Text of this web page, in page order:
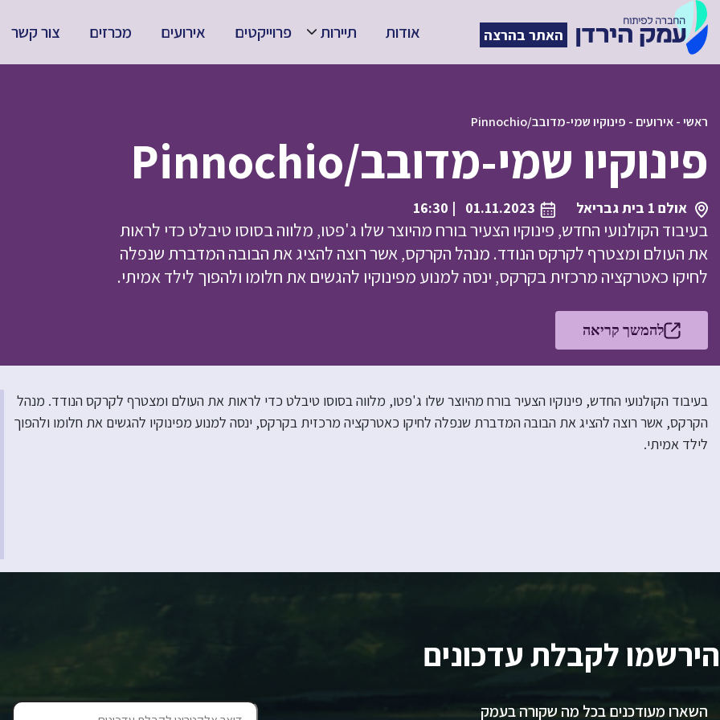
האתר בהרצה אודות תיירות פרוייקטים אירועים מכרזים צור קשר
ראשי-אירועים - פינוקיו שמי-מדובב/Pinnochio
פינוקיו שמי-מדובב/Pinnochio
אולם 1 בית גבריאל 01.11.2023
| 16:30
בעיבוד הקולנועי החדש, פינוקיו הצעיר בורח מהיוצר שלו ג'פטו, מלווה בסוסו טיבלט כדי לראות
את העולם ומצטרף לקרקס הנודד. מנהל הקרקס, אשר רוצה להציג את הבובה המדברת שנפלה
לחיקו כאטרקציה מרכזית בקרקס, ינסה למנוע מפינוקיו להגשים את חלומו ולהפוך לילד אמיתי.
להמשך קריאה
בעיבוד הקולנועי החדש, פינוקיו הצעיר בורח מהיוצר שלו ג'פטו, מלווה בסוסו טיבלט כדי לראות את העולם ומצטרף לקרקס הנודד. מנהל
הקרקס, אשר רוצה להציג את הבובה המדברת שנפלה לחיקו כאטרקציה מרכזית בקרקס, ינסה למנוע מפינוקיו להגשים את חלומו ולהפוך
לילד אמיתי.
הירשמו לקבלת עדכונים
השארו מעודכנים בכל מה שקורה בעמק